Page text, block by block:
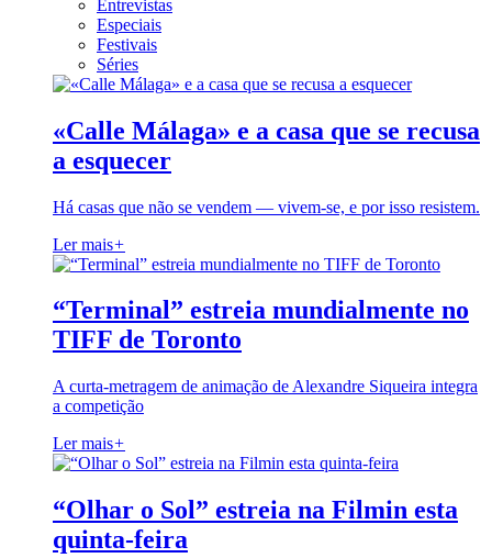
Entrevistas
Especiais
Festivais
Séries
«Calle Málaga» e a casa que se recusa
a esquecer
Há casas que não se vendem — vivem-se, e por isso resistem.
Ler mais+
“Terminal” estreia mundialmente no
TIFF de Toronto
A curta-metragem de animação de Alexandre Siqueira integra
a competição
Ler mais+
“Olhar o Sol” estreia na Filmin esta
quinta-feira